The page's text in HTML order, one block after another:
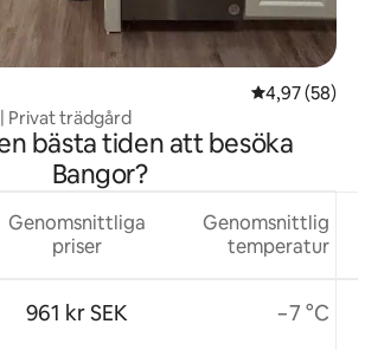
4,97 av 5 i
4,97 (58)
Privat trädgård
bästa tiden att besöka
Bangor?
Genomsnittliga
priser
961 kr SEK
Genomsnittlig
temperatur
−7 °C